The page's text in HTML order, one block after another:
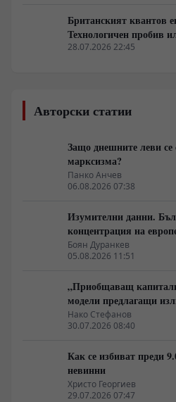
Британският квантов
Технологичен пробив
застраховка срещу
28.07.2026 22:45
Авторски статии
Защо днешните леви
марксизма?
Панко Анчев
06.08.2026 07:38
Изумителни данни.
концентрация на
на най-богатия 1%,
Боян Дуранкев
05.08.2026 11:51
„Приобщаващ
модели предлагащи
неолиберализма
Нако Стефанов
30.07.2026 08:40
Как се избиват преди
невинни
Христо Георгиев
29.07.2026 07:47